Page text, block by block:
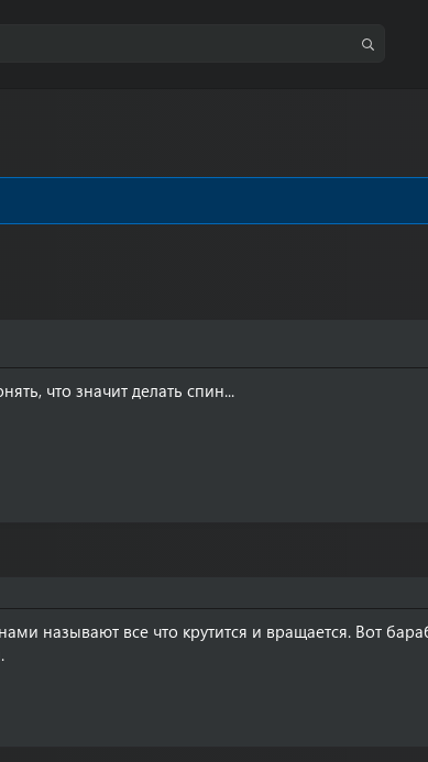
что значит делать спин...
называют все что крутится и вращается. Вот